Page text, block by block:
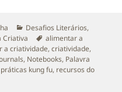
Categorias
Desafios Literários,
Criativa Etiquetas
alimentar a
a criatividade,criatividade,
, Notebooks, Palavra
práticas kung fu, recursos do